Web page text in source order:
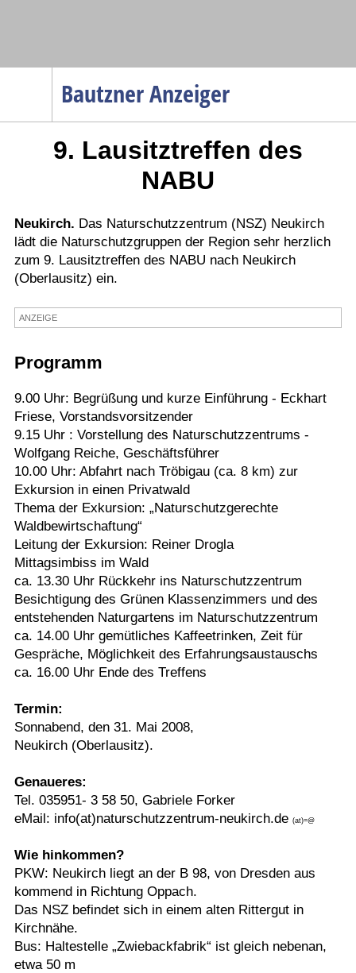
Bautzner Anzeiger
Menüpunkte
Wirtschaft
Service
Verkehr
Kultur
Kostenlos
9. Lausitztreffen des
NABU
Neukirch. Das Naturschutzzentrum (NSZ) Neukirch
lädt die Naturschutzgruppen der Region sehr herzlich
zum 9. Lausitztreffen des NABU nach Neukirch
(Oberlausitz) ein.
ANZEIGE
Programm
9.00 Uhr: Begrüßung und kurze Einführung - Eckhart
Friese, Vorstandsvorsitzender
9.15 Uhr : Vorstellung des Naturschutzzentrums -
Wolfgang Reiche, Geschäftsführer
10.00 Uhr: Abfahrt nach Tröbigau (ca. 8 km) zur
Exkursion in einen Privatwald
Thema der Exkursion: „Naturschutzgerechte
Waldbewirtschaftung“
Leitung der Exkursion: Reiner Drogla
Mittagsimbiss im Wald
ca. 13.30 Uhr Rückkehr ins Naturschutzzentrum
Besichtigung des Grünen Klassenzimmers und des
entstehenden Naturgartens im Naturschutzzentrum
ca. 14.00 Uhr gemütliches Kaffeetrinken, Zeit für
Gespräche, Möglichkeit des Erfahrungsaustauschs
ca. 16.00 Uhr Ende des Treffens
Termin:
Sonnabend, den 31. Mai 2008,
Neukirch (Oberlausitz).
Genaueres:
Tel. 035951- 3 58 50, Gabriele Forker
eMail: info(at)naturschutzzentrum-neukirch.de (at)=@
Wie hinkommen?
PKW: Neukirch liegt an der B 98, von Dresden aus
kommend in Richtung Oppach.
Das NSZ befindet sich in einem alten Rittergut in
Kirchnähe.
Bus: Haltestelle „Zwiebackfabrik“ ist gleich nebenan,
etwa 50 m